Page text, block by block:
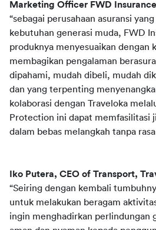
Marketing Officer FWD Insurance
“sebagai perusahaan asuransi
kebutuhan generasi muda, FWD
produknya menyesuaikan dengan
membagikan pengalaman
dipahami, mudah dibeli, mudah
dan yang terpenting
kolaborasi dengan Traveloka
Protection ini dapat memfasilitasi
dalam bebas melangkah tanpa
Iko Putera, CEO of Transport,
“Seiring dengan kembali
untuk melakukan beragam
ingin menghadirkan perlindungan